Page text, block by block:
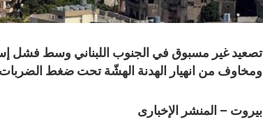
تصعيد غير مسبوق في الجنوب اللبناني وسط فشل
ومخاوف من انهيار الهدنة الهشّة تحت ضغط الضربات
بيروت – المنشر الإخبارى